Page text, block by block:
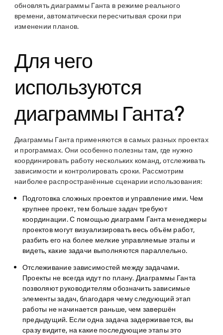
обновлять диаграммы Ганта в режиме реального
времени, автоматически пересчитывая сроки при
изменении планов.
Для чего
используются
диаграммы Ганта?
Диаграммы Ганта применяются в самых разных проектах
и программах. Они особенно полезны там, где нужно
координировать работу нескольких команд, отслеживать
зависимости и контролировать сроки. Рассмотрим
наиболее распространённые сценарии использования:
Подготовка сложных проектов и управление ими. Чем
крупнее проект, тем больше задач требуют
координации. С помощью диаграмм Ганта менеджеры
проектов могут визуализировать весь объём работ,
разбить его на более мелкие управляемые этапы и
видеть, какие задачи выполняются параллельно.
Отслеживание зависимостей между задачами.
Проекты не всегда идут по плану. Диаграммы Ганта
позволяют руководителям обозначить зависимые
элементы задач, благодаря чему следующий этап
работы не начинается раньше, чем завершён
предыдущий. Если одна задача задерживается, вы
сразу видите, на какие последующие этапы это